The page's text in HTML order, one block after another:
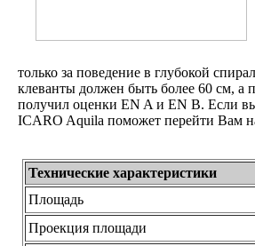
только за поведение в глубокой
клеванты должен быть более 60 см, а
получил оценки EN A и EN B. Если
ICARO Aquila поможет перейти Вам
Технические характеристики
Площадь
Проекция площади